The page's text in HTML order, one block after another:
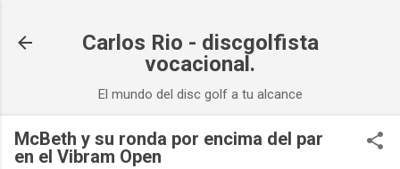
Carlos Rio - discgolfista
vocacional.
El mundo del disc golf a tu alcance
McBeth y su ronda por encima del par
en el Vibram Open